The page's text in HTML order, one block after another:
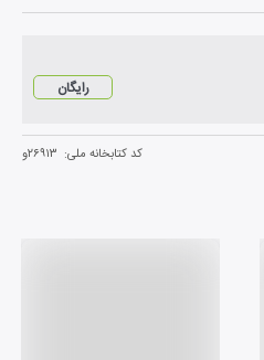
رایگان
کد کتابخانه ملی: ۲۶۹۱۳و